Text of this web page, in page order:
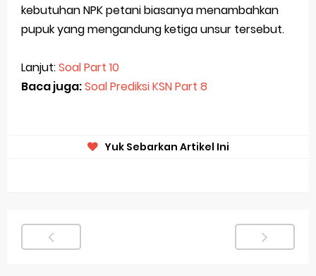
kebutuhan NPK petani biasanya menambahkan
pupuk yang mengandung ketiga unsur tersebut.
Lanjut:Soal Part 10
Baca juga:Soal Prediksi KSN Part 8
Yuk Sebarkan Artikel Ini